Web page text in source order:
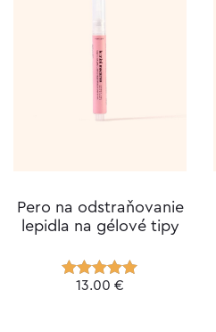
Pero na odstraňovanie
lepidla na gélové tipy
Hodnotenie
13.00 €